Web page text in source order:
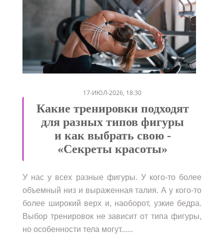
/
17-ИЮЛ-2026, 18:30
Какие тренировки подходят
для разных типов фигуры
и как выбрать свою -
«Секреты красоты»
У нас у всех разные фигуры. У кого-то более
объемный низ и выраженная талия. А у кого-то
более широкий верх и, наоборот, узкие бедра.
Выбор тренировок не зависит от типа фигуры,
но особенности тела могут......